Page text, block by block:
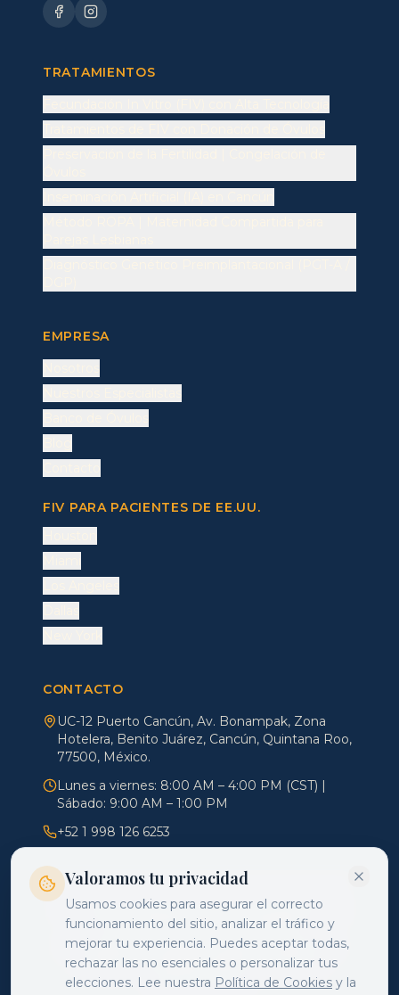
TRATAMIENTOS
EMPRESA
FIV PARA PACIENTES DE EE.UU.
CONTACTO
UC-12 Puerto Cancún, Av. Bonampak, Zona
Hotelera, Benito Juárez, Cancún, Quintana Roo,
77500, México.
Lunes a viernes: 8:00 AM – 4:00 PM (CST) |
Sábado: 9:00 AM – 1:00 PM
+52 1 998 126 6253
Tratamientos de Reproducción Asistida realizados bajo
Licencia Sanitaria Vigente de COFEPRIS.
Dra. Eunice Zavala Chaparro UNAM CE 11542172 CE
10858007 CP 7785677. PERMISO COFEPRIS
253301201A2402.
Valoramos tu privacidad
Usamos cookies para asegurar el correcto
funcionamiento del sitio, analizar el tráfico y
mejorar tu experiencia. Puedes aceptar todas,
rechazar las no esenciales o personalizar tus
elecciones. Lee nuestra Política de Cookies y la